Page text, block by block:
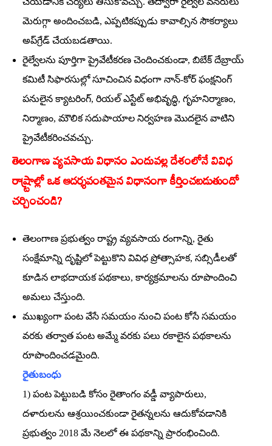
మెరుగ్గా అందించబడి, ఎప్పటికప్పుడు కావాల్సిన సౌకర్యాలు
అప్‌గ్రేడ్‌ చేయబడతాయి.
రైల్వేలను పూర్తిగా ప్రైవేటీకరణ చెందించకుండా, బిబేక్‌ దేబ్రాయ్‌
కమిటీ సిఫారసుల్లో సూచించిన విధంగా నాన్‌-కోర్‌ ఫంక్షనింగ్‌
పనులైన క్యాటరింగ్‌, రియల్‌ ఎస్టేట్‌ అభివృద్ధి, గృహనిర్మాణం,
నిర్మాణం, మౌలిక సదుపాయాల నిర్వహణ మొదలైన వాటిని
ప్రైవేటీకరించవచ్చు.
తెలంగాణ వ్యవసాయ విధానం ఎందువల్ల దేశంలోనే వివిధ
రాష్ర్టాల్లో ఒక ఆదర్శవంతమైన విధానంగా కీర్తించబడుతుందో
చర్చించండి?
తెలంగాణ ప్రభుత్వం రాష్ట్ర వ్యవసాయ రంగాన్ని, రైతు
సంక్షేమాన్ని దృష్టిలో పెట్టుకొని వివిధ ప్రోత్సాహక, సబ్సిడీలతో
కూడిన లాభదాయక పథకాలు, కార్యక్రమాలను రూపొందించి
అమలు చేస్తుంది.
ముఖ్యంగా పంట వేసే సమయం నుంచి పంట కోసే సమయం
వరకు తర్వాత పంట అమ్మే వరకు పలు రకాలైన పథకాలను
రూపొందించడమైంది.
రైతుబంధు
1) పంట పెట్టుబడి కోసం రైతాంగం వడ్డీ వ్యాపారులు,
దళారులను ఆశ్రయించకుండా రైతన్నలను ఆదుకోవడానికి
ప్రభుత్వం 2018 మే నెలలో ఈ పథకాన్ని ప్రారంభించింది.